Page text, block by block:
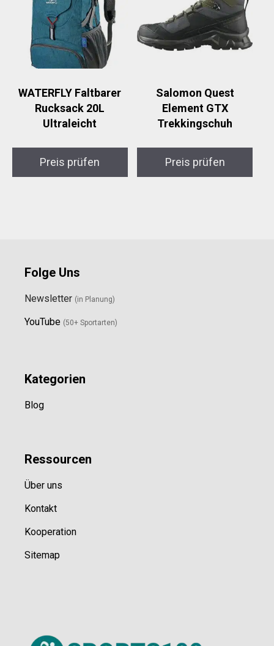
WATERFLY Faltbarer
Rucksack 20L
Ultraleicht
Preis prüfen
Salomon Quest
Element GTX
Trekkingschuh
Preis prüfen
Folge Uns
Newsletter (in Planung)
YouTube (50+ Sportarten)
Kategorien
Blog
Ressourcen
Über uns
Kontakt
Kooperation
Sitemap